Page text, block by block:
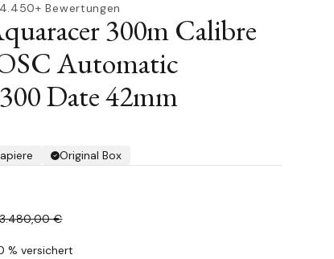
4.450+ Bewertungen
300m Calibre
Automatic
Date 42mm
Original Box
3.480,00 €
% versichert